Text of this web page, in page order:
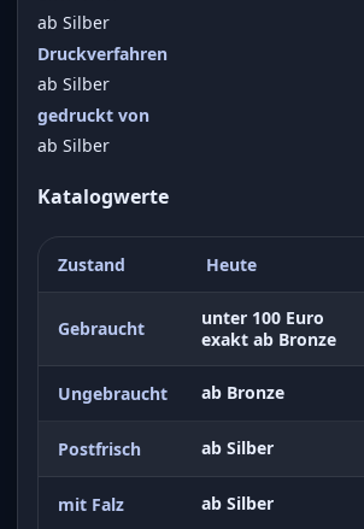
ab Silber
Druckverfahren
ab Silber
gedruckt von
ab Silber
Katalogwerte
Zustand Heute
Gebraucht
unter 100 Euro
exakt ab Bronze
Ungebraucht ab Bronze
Postfrisch ab Silber
mit Falz ab Silber